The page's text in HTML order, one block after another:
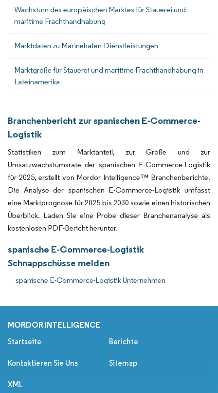
Wachstum des europäischen Marktes für Stauerei und
maritime Frachthandhabung
Marktdaten zu Marinehafen-Dienstleistungen
Marktgröße für Stauerei und maritime Frachthandhabung in
Lateinamerika
Branchenbericht zur spanischen E-Commerce-
Logistik
Statistiken zum Marktanteil, zur Größe und zur
Umsatzwachstumsrate der spanischen E-Commerce-Logistik
für 2025, erstellt von Mordor Intelligence™ Branchenberichte.
Die Analyse der spanischen E-Commerce-Logistik umfasst
eine Marktprognose für 2025 bis 2030 sowie einen historischen
Überblick. Laden Sie eine Probe dieser Branchenanalyse als
kostenlosen PDF-Bericht herunter.
spanische E-Commerce-Logistik
Schnappschüsse melden
spanische E-Commerce-Logistik Unternehmen
MORDOR INTELLIGENCE
Startseite Berichte
Kontaktieren Sie Uns Sitemap
XML